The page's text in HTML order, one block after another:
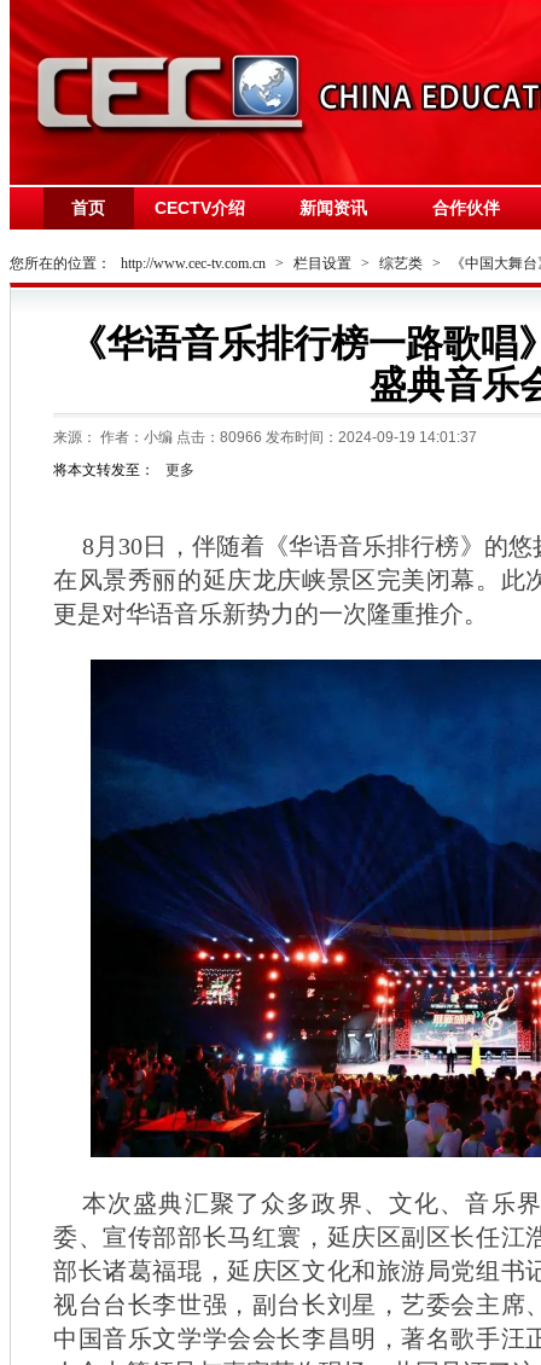
首页 CECTV介绍 新闻资讯 合作伙伴
您所在的位置： http://www.cec-tv.com.cn > 栏目设置 > 综艺类 > 《中国大舞
《华语音乐排行榜一路歌唱
盛典音乐
来源： 作者：小编 点击： 80966 发布时间：2024-09-19 14:01:37
将本文转发至：
更多
8月30日，伴随着《华语音乐排行榜》的
在风景秀丽的延庆龙庆峡景区完美闭幕。此
更是对华语音乐新势力的一次隆重推介。
本次盛典汇聚了众多政界、文化、音乐
委、宣传部部长马红寰，延庆区副区长任江
部长诸葛福琨，延庆区文化和旅游局党组书
视台台长李世强，副台长刘星，艺委会主席
中国音乐文学学会会长李昌明，著名歌手汪